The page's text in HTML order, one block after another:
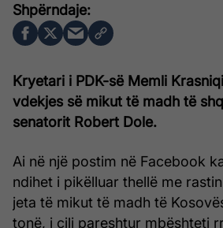
Kryetari i PDK-së Memli
vdekjes së mikut të madh të
senatorit Robert Dole.
Ai në një postim në Facebook
ndihet i pikëlluar thellë me
jeta të mikut të madh të
tonë, i cili pareshtur mbështeti